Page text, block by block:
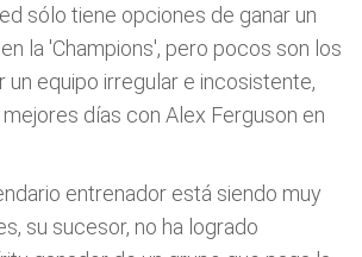
sólo tiene opciones de ganar un
la 'Champions', pero pocos son los
un equipo irregular e incosistente,
días con Alex Ferguson en
entrenador está siendo muy
su sucesor, no ha logrado